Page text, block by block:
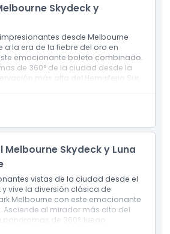
Impresionantes vistas del
el piso 88, el ascensor más rápido,
caja de vidrio The Edge.
Skydeck y
desde Melbourne
a la era de la fiebre del oro en
emocionante boleto combinado.
de 360° de la ciudad desde la
más alta del Hemisferio Sur,
de exhibiciones vivientes y
Entradas perfectas para
Hill para emociones
histórica.
Impresionantes vistas del
el piso 88, el viaje más rápido en
Melbourne Skydeck y Luna
vistas de la ciudad desde el
y vive la diversión clásica de
Melbourne con este emocionante
al mirador más alto del
panoramas de 360°, luego